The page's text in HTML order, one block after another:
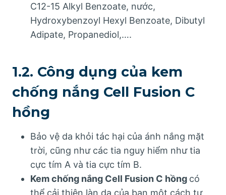
C12-15 Alkyl Benzoate, nước,
Hydroxybenzoyl Hexyl Benzoate, Dibutyl
Adipate, Propanediol,….
1.2. Công dụng của kem
chống nắng Cell Fusion C
hồng
Bảo vệ da khỏi tác hại của ánh nắng mặt
trời, cũng như các tia nguy hiểm như tia
cực tím A và tia cực tím B.
Kem chống nắng Cell Fusion C hồng có
thể cải thiện làn da của bạn một cách tự